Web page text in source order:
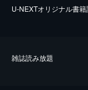
U-NEXTオリジナル書
雑誌読み放題